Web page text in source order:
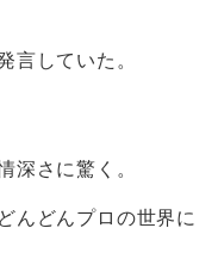
言していた。
深さに驚く。
んどんプロの世界に